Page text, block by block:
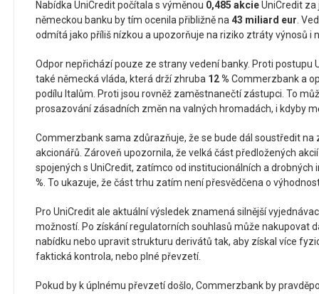
Nabídka UniCredit počítala s výměnou 0,485 akcieUniCredit
německou banku by tím ocenila přibližně na43 miliard eur.
odmítá jako příliš nízkou a upozorňuje na riziko ztráty výnosů i
Odpor nepřichází pouze ze strany vedení banky. Proti postupu
také německá vláda, která drží zhruba 12 % Commerzbank a
podílu Italům. Proti jsou rovněž zaměstnanečtí zástupci. To
prosazování zásadních změn na valných hromadách, i kdyby
Commerzbank sama zdůrazňuje, že se bude dál soustředit
akcionářů. Zároveň upozornila, že velká část předložených
spojených s UniCredit, zatímco od institucionálních a
%. To ukazuje, že část trhu zatím není přesvědčena o
Pro UniCredit ale aktuální výsledek znamená silnější
možností. Po získání regulatorních souhlasů může nakupovat
nabídku nebo upravit strukturu derivátů tak, aby získal více
faktická kontrola, nebo plné převzetí.
Pokud by k úplnému převzetí došlo, Commerzbank by